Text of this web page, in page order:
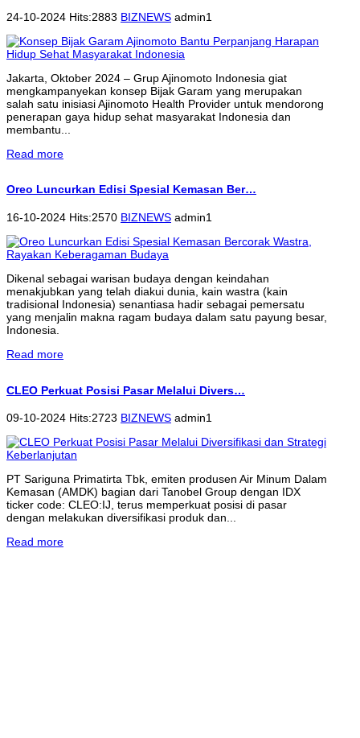
24-10-2024 Hits:2883 BIZNEWS admin1
Jakarta, Oktober 2024 – Grup Ajinomoto Indonesia giat
mengkampanyekan konsep Bijak Garam yang merupakan
salah satu inisiasi Ajinomoto Health Provider untuk mendorong
penerapan gaya hidup sehat masyarakat Indonesia dan
membantu...
Read more
Oreo Luncurkan Edisi Spesial Kemasan Ber…
16-10-2024 Hits:2570 BIZNEWS admin1
Dikenal sebagai warisan budaya dengan keindahan
menakjubkan yang telah diakui dunia, kain wastra (kain
tradisional Indonesia) senantiasa hadir sebagai pemersatu
yang menjalin makna ragam budaya dalam satu payung besar,
Indonesia.
Read more
CLEO Perkuat Posisi Pasar Melalui Divers…
09-10-2024 Hits:2723 BIZNEWS admin1
PT Sariguna Primatirta Tbk, emiten produsen Air Minum Dalam
Kemasan (AMDK) bagian dari Tanobel Group dengan IDX
ticker code: CLEO:IJ, terus memperkuat posisi di pasar
dengan melakukan diversifikasi produk dan...
Read more